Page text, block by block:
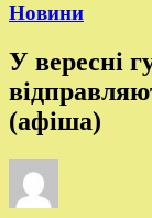
Новини
У вересні
(афіша)